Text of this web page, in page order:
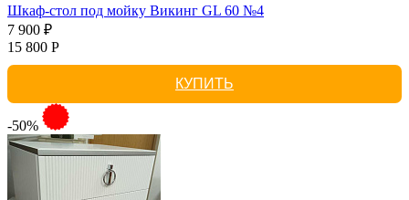
Шкаф-стол под мойку Викинг GL 60 №4
7 900 ₽
15 800 Р
КУПИТЬ
-50%